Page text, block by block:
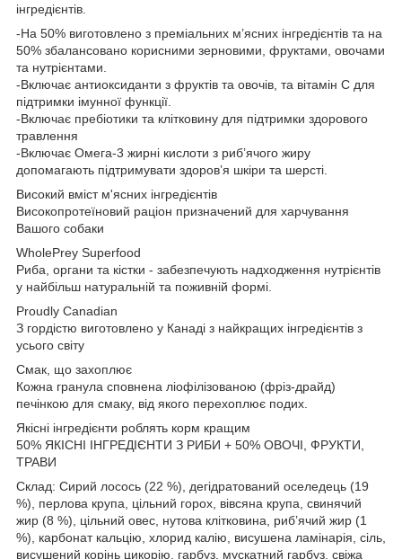
інгредієнтів.
-На 50% виготовлено з преміальних м’ясних інгредієнтів та на
50% збалансовано корисними зерновими, фруктами, овочами
та нутрієнтами.
-Включає антиоксиданти з фруктів та овочів, та вітамін С для
підтримки імунної функції.
-Включає пребіотики та клітковину для підтримки здорового
травлення
-Включає Омега-3 жирні кислоти з риб’ячого жиру
допомагають підтримувати здоров’я шкіри та шерсті.
Високий вміст м'ясних інгредієнтів
Високопротеїновий раціон призначений для харчування
Вашого собаки
WholePrey Superfood
Риба, органи та кістки - забезпечують надходження нутрієнтів
у найбільш натуральній та поживній формі.
Proudly Canadian
З гордістю виготовлено у Канаді з найкращих інгредієнтів з
усього світу
Смак, що захоплює
Кожна гранула сповнена ліофілізованою (фріз-драйд)
печінкою для смаку, від якого перехоплює подих.
Якісні інгредієнти роблять корм кращим
50% ЯКІСНІ ІНГРЕДІЄНТИ З РИБИ + 50% ОВОЧІ, ФРУКТИ,
ТРАВИ
Склад: Сирий лосось (22 %), дегідратований оселедець (19
%), перлова крупа, цільний горох, вівсяна крупа, свинячий
жир (8 %), цільний овес, нутова клітковина, риб’ячий жир (1
%), карбонат кальцію, хлорид калію, висушена ламінарія, сіль,
висушений корінь цикорію, гарбуз, мускатний гарбуз, свіжа